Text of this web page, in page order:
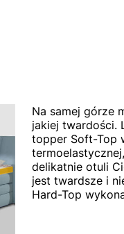
Na samej górze
jakiej twardości.
topper Soft-Top
delikatnie otuli
jest twardsze i
Hard-Top